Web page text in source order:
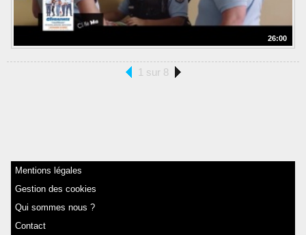
26:00
1 sur 8
Mentions légales
Gestion des cookies
Qui sommes nous ?
Contact